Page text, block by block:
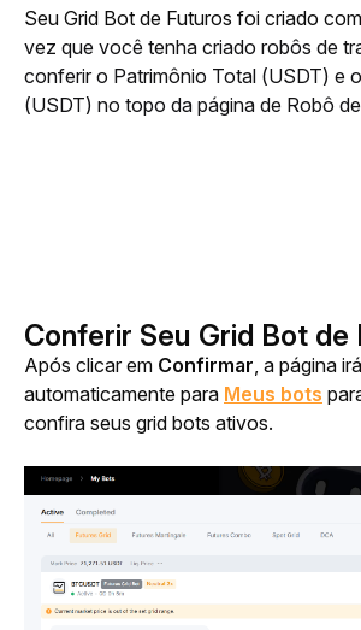
Seu Grid Bot de Futuros foi criado
vez que você tenha criado robôs de
conferir o Patrimônio Total (USDT) e
(USDT) no topo da página de Robô
Conferir Seu Grid Bot de
Após clicar em Confirmar, a página
automaticamente para Meus bots
confira seus grid bots ativos.